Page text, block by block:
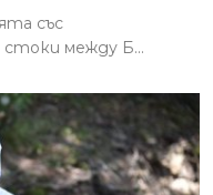
със
стоки между Б...